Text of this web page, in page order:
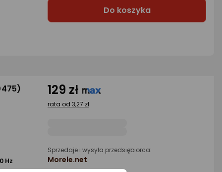
Do koszyka
Hz
129 zł
rata od 3,27 zł
Sprzedaje i wysyła przedsiębiorca:
Morele.net